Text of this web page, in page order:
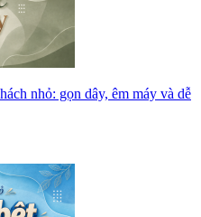
nhỏ: gọn dây, êm máy và dễ